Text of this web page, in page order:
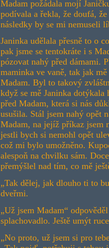
Madam požádala mojí
podívala a řekla, že doufá,
následky by se mi nemuseli
Janinka udělala přesně to o
pak jsme se tentokráte i s
pózovat nahý před dámami.
maminka ve vaně, tak jak
Madam. Byl to takový
když se mě Janinka dotýkala
před Madam, která si nás
usušila. Stál jsem nahý opět
Madam, na jejíž příkaz jsem
jestli bych si nemohl opět
což mi bylo umožněno.
alespoň na chvilku sám.
přemýšlel nad tím, co mě
„Tak dělej, jak dlouho ti to
dveřmi.
„Už jsem Madam“
splachovadlo. Ještě umýt
„No proto, už jsem si pro